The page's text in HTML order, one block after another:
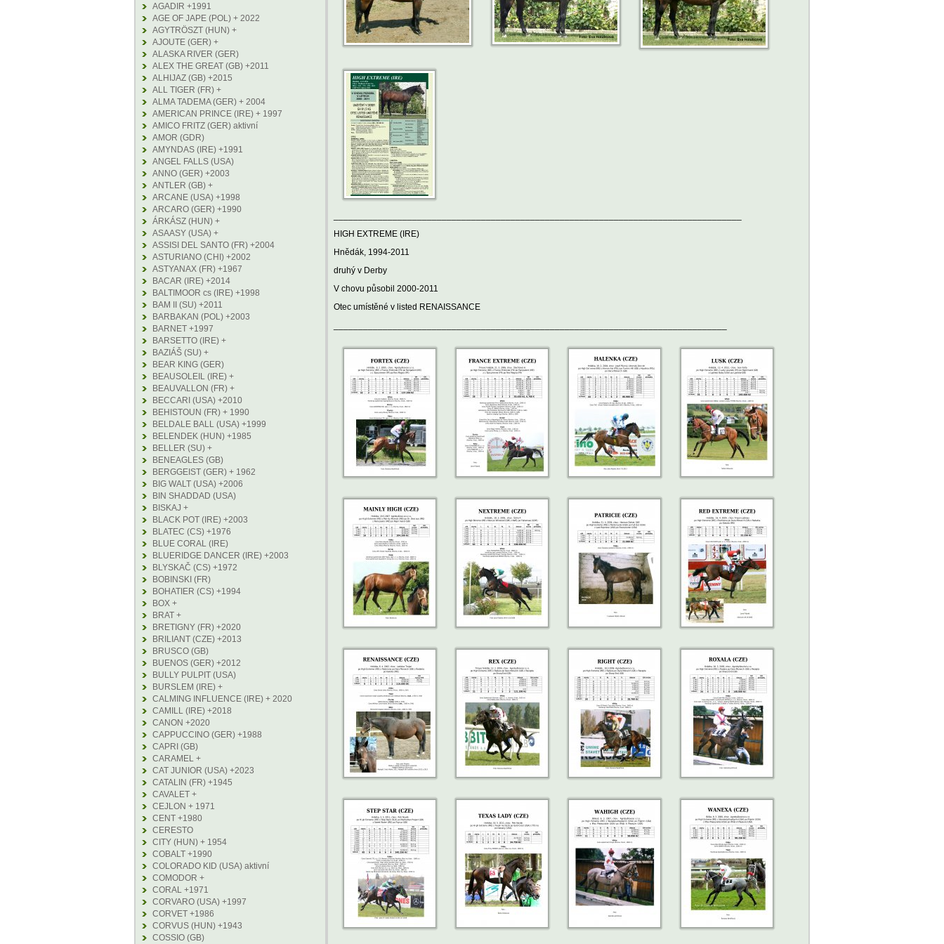
AGADIR +1991
AGE OF JAPE (POL) + 2022
AGYTRÖSZT (HUN) +
AJOUTE (GER) +
ALASKA RIVER (GER)
ALEX THE GREAT (GB) +2011
ALHIJAZ (GB) +2015
ALL TIGER (FR) +
ALMA TADEMA (GER) + 2004
AMERICAN PRINCE (IRE) + 1997
AMICO FRITZ (GER) aktivní
AMOR (GDR)
AMYNDAS (IRE) +1991
ANGEL FALLS (USA)
ANNO (GER) +2003
ANTLER (GB) +
ARCANE (USA) +1998
ARCARO (GER) +1990
ÁRKÁSZ (HUN) +
ASAASY (USA) +
ASSISI DEL SANTO (FR) +2004
ASTURIANO (CHI) +2002
ASTYANAX (FR) +1967
BACAR (IRE) +2014
BALTIMOOR cs (IRE) +1998
BAM II (SU) +2011
BARBAKAN (POL) +2003
BARNET +1997
BARSETTO (IRE) +
BAZIÁŠ (SU) +
BEAR KING (GER)
BEAUSOLEIL (IRE) +
BEAUVALLON (FR) +
BECCARI (USA) +2010
BEHISTOUN (FR) + 1990
BELDALE BALL (USA) +1999
BELENDEK (HUN) +1985
BELLER (SU) +
BENEAGLES (GB)
BERGGEIST (GER) + 1962
BIG WALT (USA) +2006
BIN SHADDAD (USA)
BISKAJ +
BLACK POT (IRE) +2003
BLATEC (CS) +1976
BLUE CORAL (IRE)
BLUERIDGE DANCER (IRE) +2003
BLYSKAČ (CS) +1972
BOBINSKI (FR)
BOHATIER (CS) +1994
BOX +
BRAT +
BRETIGNY (FR) +2020
BRILIANT (CZE) +2013
BRUSCO (GB)
BUENOS (GER) +2012
BULLY PULPIT (USA)
BURSLEM (IRE) +
CALMING INFLUENCE (IRE) + 2020
CAMILL (IRE) +2018
CANON +2020
CAPPUCCINO (GER) +1988
CAPRI (GB)
CARAMEL +
CAT JUNIOR (USA) +2023
CATALIN (FR) +1945
CAVALET +
CEJLON + 1971
CENT +1980
CERESTO
CITY (HUN) + 1954
COBALT +1990
COLORADO KID (USA) aktivní
COMODOR +
CORAL +1971
CORVARO (USA) +1997
CORVET +1986
CORVUS (HUN) +1943
COSSIO (GB)
HIGH EXTREME (IRE)
Hnědák, 1994-2011
druhý v Derby
V chovu působil 2000-2011
Otec umístěné v listed RENAISSANCE